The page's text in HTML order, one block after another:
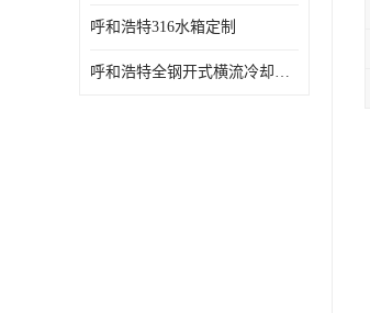
呼和浩特316水箱定制
呼和浩特全钢开式横流冷却塔型号